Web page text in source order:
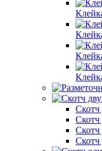
Скотч
Скотч
Скотч
Скотч